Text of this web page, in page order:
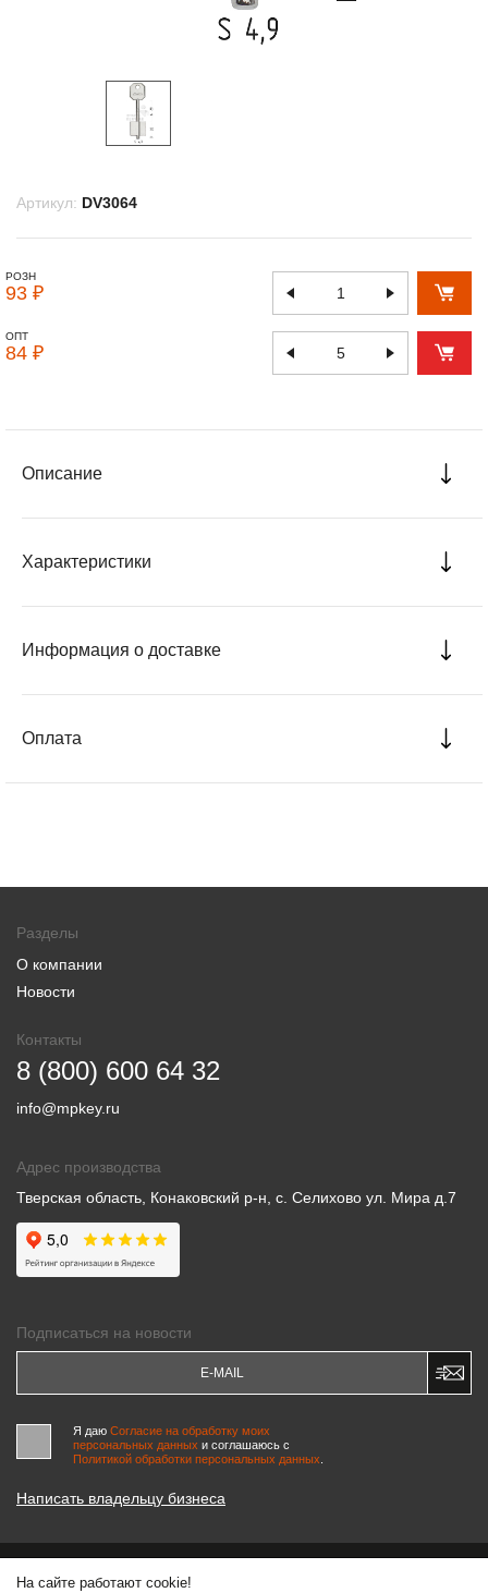
Артикул: DV3064
РОЗН
93 ₽
ОПТ
84 ₽
Описание
Характеристики
Информация о доставке
Оплата
Разделы
О компании
Новости
Контакты
8 (800) 600 64 32
info@mpkey.ru
Адрес производства
Тверская область, Конаковский р-н, с. Селихово ул. Мира д.7
Подписаться на новости
Я даю Согласие на обработку моих
персональных данных и соглашаюсь c
Политикой обработки персональных данных
Написать владельцу бизнеса
© 2000-2026 «МАСТЕРСКИЕ ПИНЧУКА»
На сайте работают cookie!